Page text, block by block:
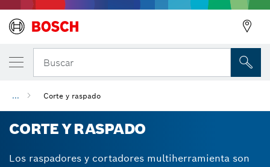
Buscar
... Corte y raspado
CORTE Y RASPADO
Los raspadores y cortadores multiherramienta son